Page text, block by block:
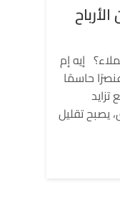
إيه إم
حاسمًا
يصبح تقليل